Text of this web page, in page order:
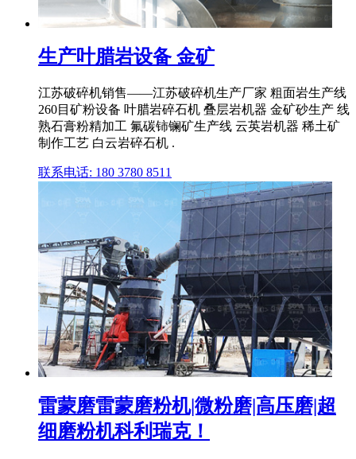
生产叶腊岩设备 金矿
江苏破碎机销售——江苏破碎机生产厂家 粗面岩生产线
260目矿粉设备 叶腊岩碎石机 叠层岩机器 金矿砂生产 线
熟石膏粉精加工 氟碳铈镧矿生产线 云英岩机器 稀土矿
制作工艺 白云岩碎石机 .
联系电话: 180 3780 8511
雷蒙磨雷蒙磨粉机|微粉磨|高压磨|超
细磨粉机科利瑞克！